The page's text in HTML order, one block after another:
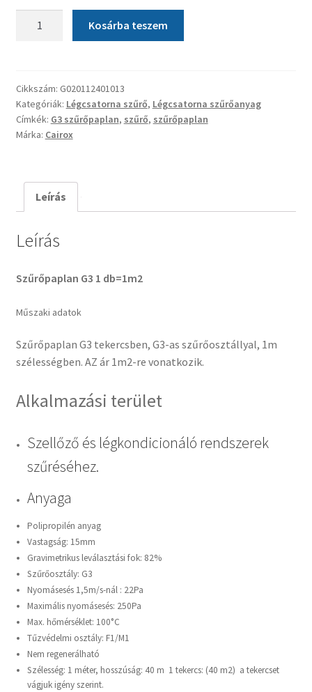
Kosárba teszem
Cikkszám: G020112401013
Kategóriák: Légcsatorna szűrő, Légcsatorna szűrőanyag
Címkék: G3 szűrőpaplan, szűrő, szűrőpaplan
Márka: Cairox
Leírás
Leírás
Szűrőpaplan G3 1 db=1m2
Műszaki adatok
Szűrőpaplan G3 tekercsben, G3-as szűrőosztállyal, 1m
szélességben. AZ ár 1m2-re vonatkozik.
Alkalmazási terület
Szellőző és légkondicionáló rendszerek
szűréséhez.
Anyaga
Polipropilén anyag
Vastagság: 15mm
Gravimetrikus leválasztási fok: 82%
Szűrőosztály: G3
Nyomásesés 1,5m/s-nál : 22Pa
Maximális nyomásesés: 250Pa
Max. hőmérséklet: 100°C
Tűzvédelmi osztály: F1/M1
Nem regenerálható
Szélesség: 1 méter, hosszúság: 40 m 1 tekercs: (40 m2) a tekercset
vágjuk igény szerint.